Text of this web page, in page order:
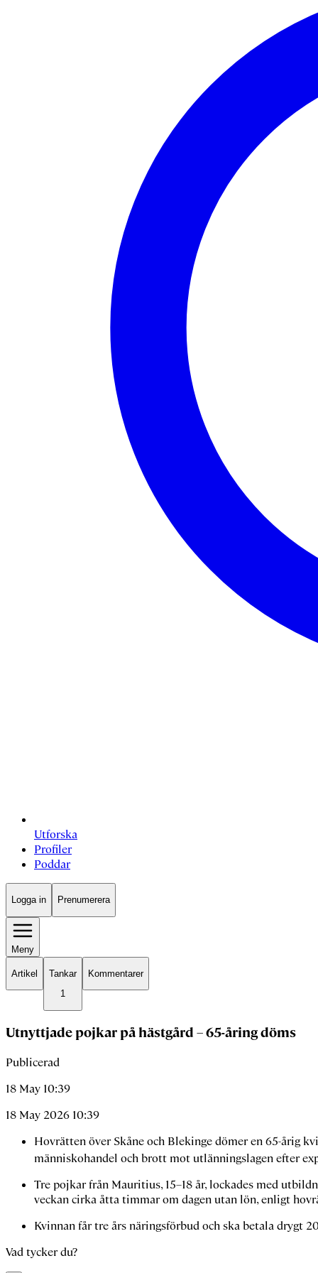
Utforska
Profiler
Poddar
Logga in Prenumerera
Meny
Artikel
Tankar
1
Kommentarer
Utnyttjade pojkar på hästgård – 65-åring döms
Publicerad
18 May 10:39
18 May 2026 10:39
Hovrätten över Skåne och Blekinge dömer en 65-årig
människohandel och brott mot utlänningslagen efter
Tre pojkar från Mauritius, 15–18 år, lockades med
veckan cirka åtta timmar om dagen utan lön, enligt
Kvinnan får tre års näringsförbud och ska betala drygt
Vad tycker du?